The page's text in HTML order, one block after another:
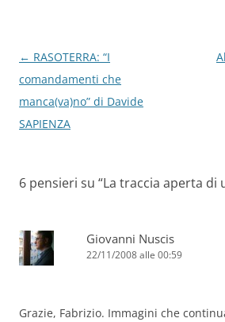
Navigazione
articolo
← RASOTERRA: “I
comandamenti che
manca(va)no” di Davide
SAPIENZA
6 pensieri su “La traccia aperta di
Giovanni Nuscis
22/11/2008 alle 00:59
Grazie, Fabrizio. Immagini che